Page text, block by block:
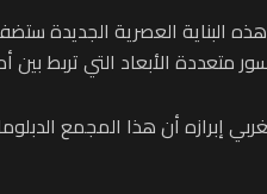
البناية العصرية الجديدة
متعددة الأبعاد التي تربط
إبرازه أن هذا المجمع